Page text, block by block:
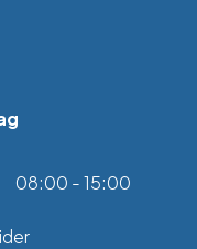
08:00 - 15:00